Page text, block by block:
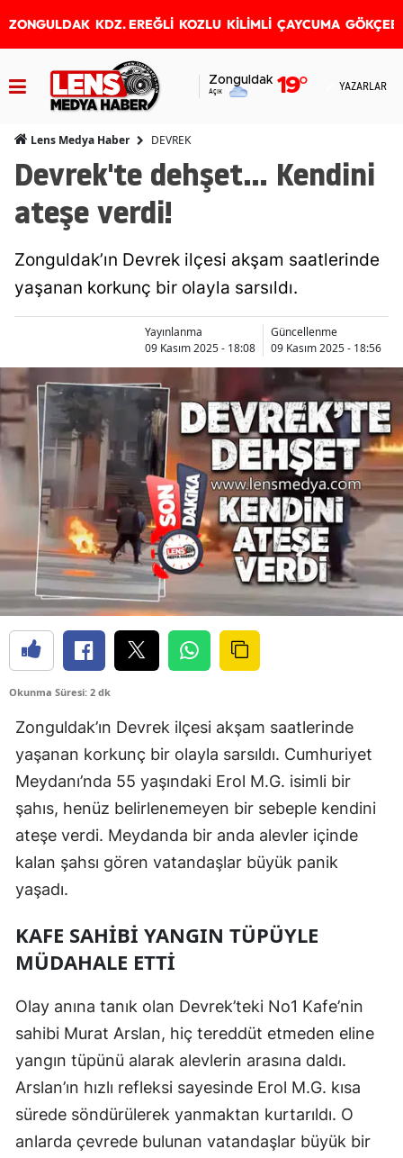
ZONGULDAK KDZ. EREĞLİ KOZLU KİLİMLİ ÇAYCUMA
Zonguldak
Açık 19° YAZARLAR
Lens Medya Haber DEVREK
Devrek'te dehşet... Kendini
ateşe verdi!
Zonguldak’ın Devrek ilçesi akşam saatlerinde
yaşanan korkunç bir olayla sarsıldı.
Yayınlanma
09 Kasım 2025 - 18:08
Güncellenme
09 Kasım 2025 - 18:56
Okunma Süresi: 2 dk
Zonguldak’ın Devrek ilçesi akşam saatlerinde
yaşanan korkunç bir olayla sarsıldı. Cumhuriyet
Meydanı’nda 55 yaşındaki Erol M.G. isimli bir
şahıs, henüz belirlenemeyen bir sebeple kendini
ateşe verdi. Meydanda bir anda alevler içinde
kalan şahsı gören vatandaşlar büyük panik
yaşadı.
KAFE SAHIBI YANGIN TÜPÜYLE
MÜDAHALE ETTI
Olay anına tanık olan Devrek’teki No1 Kafe’nin
sahibi Murat Arslan, hiç tereddüt etmeden eline
yangın tüpünü alarak alevlerin arasına daldı.
Arslan’ın hızlı refleksi sayesinde Erol M.G. kısa
sürede söndürülerek yanmaktan kurtarıldı. O
anlarda çevrede bulunan vatandaşlar büyük bir